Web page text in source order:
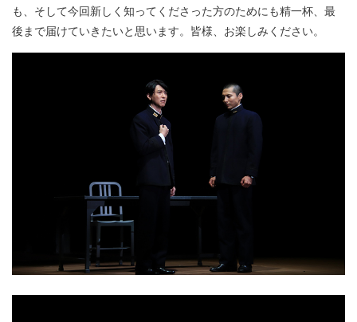
も、そして今回新しく知ってくださった方のためにも精一杯、最
後まで届けていきたいと思います。皆様、お楽しみください。